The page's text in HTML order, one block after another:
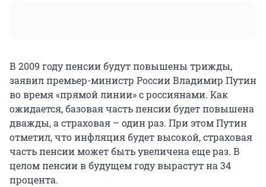
В 2009 году пенсии будут повышены трижды,
заявил премьер-министр России Владимир Путин
во время «прямой линии» с россиянами. Как
ожидается, базовая часть пенсии будет повышена
дважды, а страховая – один раз. При этом Путин
отметил, что инфляция будет высокой, страховая
часть пенсии может быть увеличена еще раз. В
целом пенсии в будущем году вырастут на 34
процента.